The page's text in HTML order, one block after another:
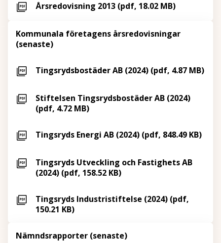
Årsredovisning 2013 (pdf, 18.02 MB)
Kommunala företagens årsredovisningar
(senaste)
Tingsrydsbostäder AB (2024) (pdf, 4.87 MB)
Stiftelsen Tingsrydsbostäder AB (2024)
(pdf, 4.72 MB)
Tingsryds Energi AB (2024) (pdf, 848.49 KB)
Tingsryds Utveckling och Fastighets AB
(2024) (pdf, 158.52 KB)
Tingsryds Industristiftelse (2024) (pdf,
150.21 KB)
Nämndsrapporter (senaste)